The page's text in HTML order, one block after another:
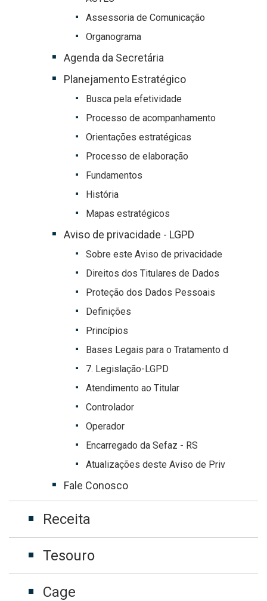
Assessoria de Comunicação
Organograma
Agenda da Secretária
Planejamento Estratégico
Busca pela efetividade
Processo de acompanhamento
Orientações estratégicas
Processo de elaboração
Fundamentos
História
Mapas estratégicos
Aviso de privacidade - LGPD
Sobre este Aviso de privacidade
Direitos dos Titulares de Dados
Proteção dos Dados Pessoais
Definições
Princípios
Bases Legais para o Tratamento d
7. Legislação-LGPD
Atendimento ao Titular
Controlador
Operador
Encarregado da Sefaz - RS
Atualizações deste Aviso de Priv
Fale Conosco
Receita
Tesouro
Cage